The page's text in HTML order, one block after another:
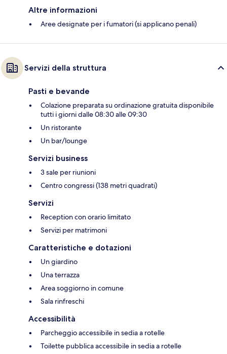
Altre informazioni
Aree designate per i fumatori (si applicano penali)
Servizi della struttura
Pasti e bevande
Colazione preparata su ordinazione gratuita disponibile
tutti i giorni dalle 08:30 alle 09:30
Un ristorante
Un bar/lounge
Servizi business
3 sale per riunioni
Centro congressi (138 metri quadrati)
Servizi
Reception con orario limitato
Servizi per matrimoni
Caratteristiche e dotazioni
Un giardino
Una terrazza
Area soggiorno in comune
Sala rinfreschi
Accessibilità
Parcheggio accessibile in sedia a rotelle
Toilette pubblica accessibile in sedia a rotelle